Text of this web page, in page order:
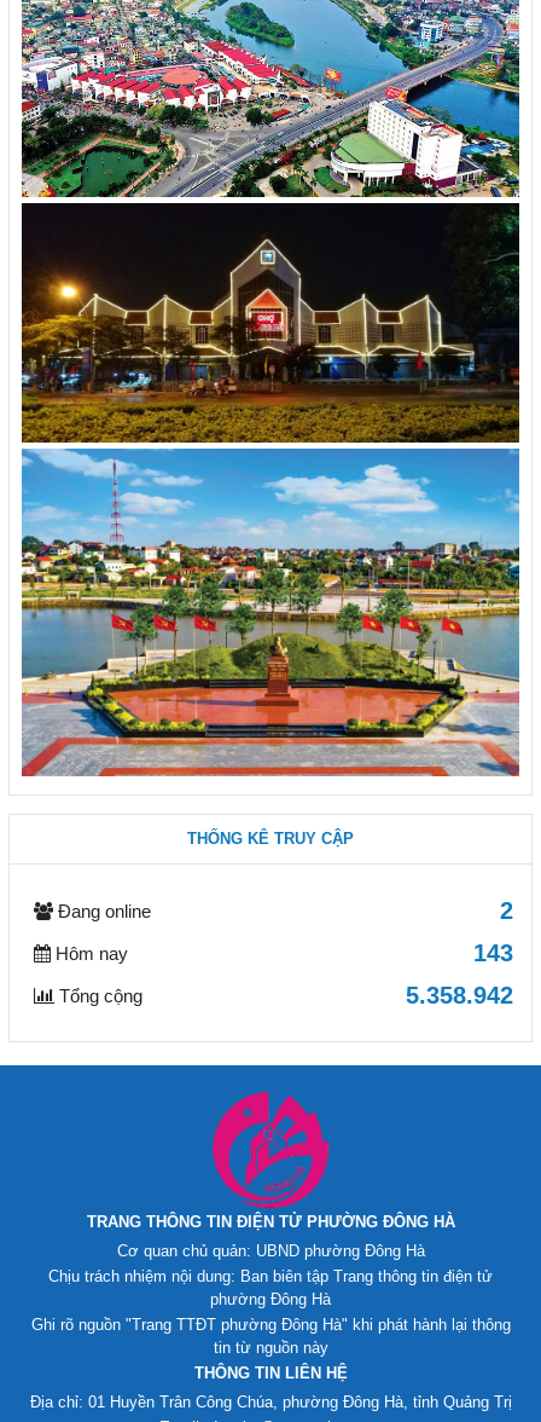
THỐNG KÊ TRUY CẬP
Đang online 2
Hôm nay 143
Tổng cộng 5.358.942
TRANG THÔNG TIN ĐIỆN TỬ PHƯỜNG ĐÔNG HÀ
Cơ quan chủ quản: UBND phường Đông Hà
Chịu trách nhiệm nội dung: Ban biên tập Trang thông tin điện tử
phường Đông Hà
Ghi rõ nguồn "Trang TTĐT phường Đông Hà" khi phát hành lại thông
tin từ nguồn này
THÔNG TIN LIÊN HỆ
Địa chỉ: 01 Huyền Trân Công Chúa, phường Đông Hà, tỉnh Quảng Trị